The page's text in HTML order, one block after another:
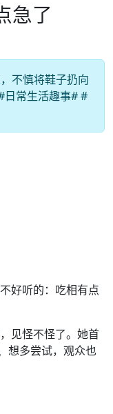
急了
不慎将鞋子扔向
日常生活趣事# #
好听的：吃相有点
见怪不怪了。她首
想多尝试，观众也